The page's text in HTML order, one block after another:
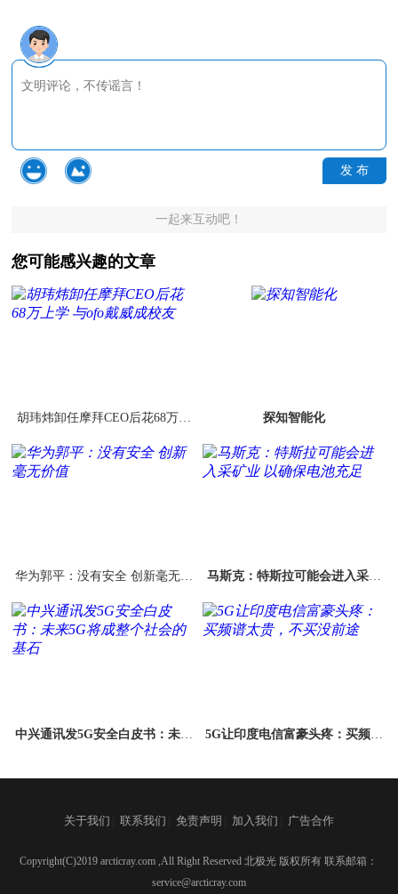
发 布
一起来互动吧！
您可能感兴趣的文章
胡玮炜卸任摩拜CEO后花68万上
探知智能化
华为郭平：没有安全 创新毫无价
马斯克：特斯拉可能会进入采矿
中兴通讯发5G安全白皮书：未来
5G让印度电信富豪头疼：买频谱
关于我们 联系我们 免责声明 加入我们 广告合作
Copyright(C)2019 arcticray.com ,All Right Reserved 北极光 版权所有 联系邮箱：
service@arcticray.com